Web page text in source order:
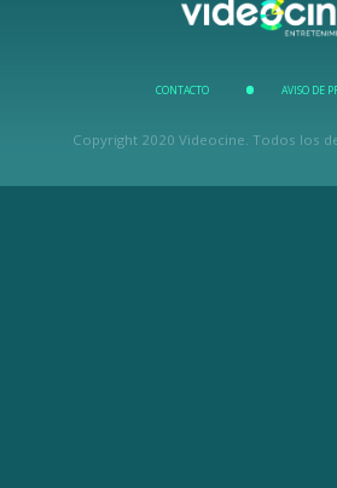
CONTACTO AVISO DE
Copyright 2020 Videocine. Todos los